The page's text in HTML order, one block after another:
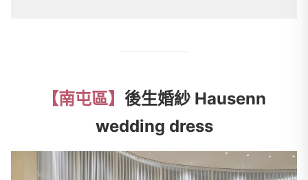
【南屯區】 後生婚紗 Hausenn
wedding dress